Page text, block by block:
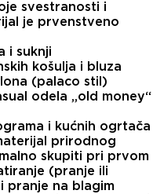
svestranosti i
je prvenstveno
i suknji
košulja i bluza
(palaco stil)
odela „old money“
i kućnih ogrtača
prirodnog
skupiti pri prvom
(pranje ili
pranje na blagim